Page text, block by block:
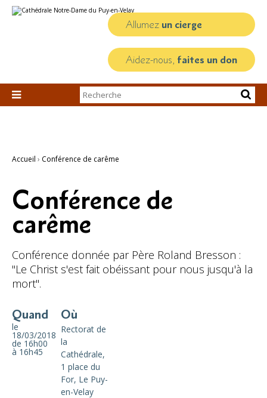
au
personnels
Allumez un cierge
Aidez-nous, faites un don

Chercher par
Recherche
Accueil › Conférence de carême
Conférence de
carême
Conférence donnée par Père Roland Bresson :
"Le Christ s'est fait obéissant pour nous jusqu'à la
mort".
Quand
le
18/03/2018
de 16h00
à 16h45
Où
Rectorat de
la
Cathédrale,
1 place du
For, Le Puy-
en-Velay